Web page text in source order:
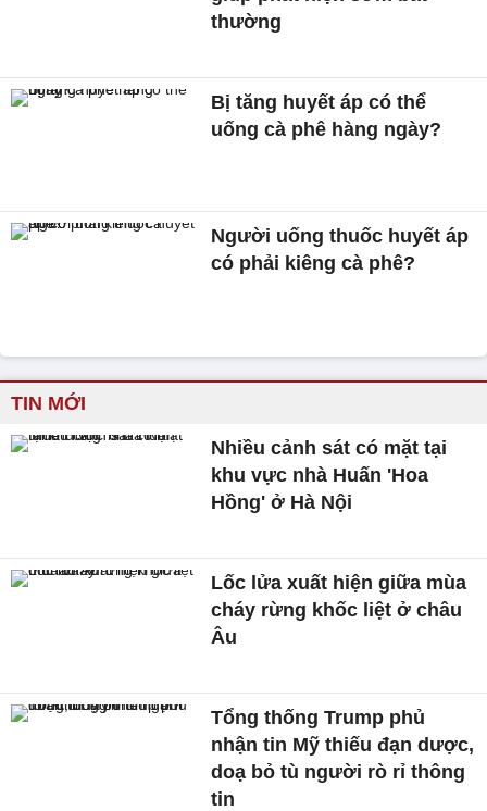
thường
Bị tăng huyết áp có thể
uống cà phê hàng ngày?
Người uống thuốc huyết áp
có phải kiêng cà phê?
TIN MỚI
Nhiều cảnh sát có mặt tại
khu vực nhà Huấn 'Hoa
Hồng' ở Hà Nội
Lốc lửa xuất hiện giữa mùa
cháy rừng khốc liệt ở châu
Âu
Tổng thống Trump phủ
nhận tin Mỹ thiếu đạn dược,
doạ bỏ tù người rò rỉ thông
tin